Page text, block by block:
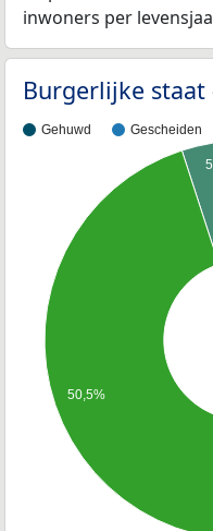
inwoners per
Burgerlijke staat
Gehuwd Gescheiden
50,5%